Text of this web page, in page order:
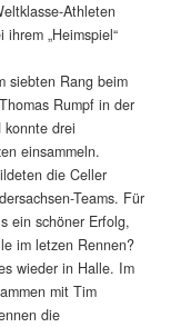
Athleten
„Heimspiel“
siebten Rang beim
Rumpf in der
konnte drei
einsammeln.
die Celler
Teams. Für
ein schöner Erfolg,
im letzen Rennen?
wieder in Halle. Im
mit Tim
die